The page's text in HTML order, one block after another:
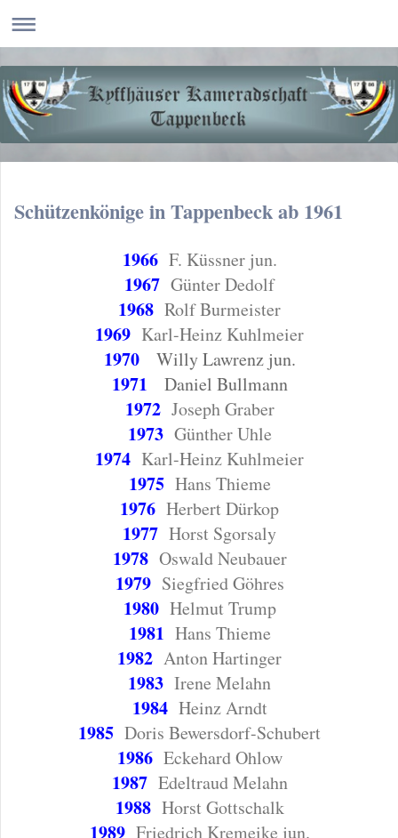
Schützenkönige in Tappenbeck ab 1961
1966 F. Küssner jun.
1967 Günter Dedolf
1968 Rolf Burmeister
1969 Karl-Heinz Kuhlmeier
1970 Willy Lawrenz jun.
1971 Daniel Bullmann
1972 Joseph Graber
1973 Günther Uhle
1974 Karl-Heinz Kuhlmeier
1975 Hans Thieme
1976 Herbert Dürkop
1977 Horst Sgorsaly
1978 Oswald Neubauer
1979 Siegfried Göhres
1980 Helmut Trump
1981 Hans Thieme
1982 Anton Hartinger
1983 Irene Melahn
1984 Heinz Arndt
1985 Doris Bewersdorf-Schubert
1986 Eckehard Ohlow
1987 Edeltraud Melahn
1988 Horst Gottschalk
1989 Friedrich Kremeike jun.